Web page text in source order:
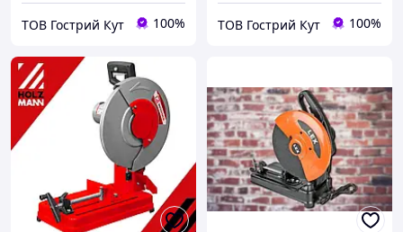
ТОВ Гострий Кут 100% ТОВ Гострий Кут 100%